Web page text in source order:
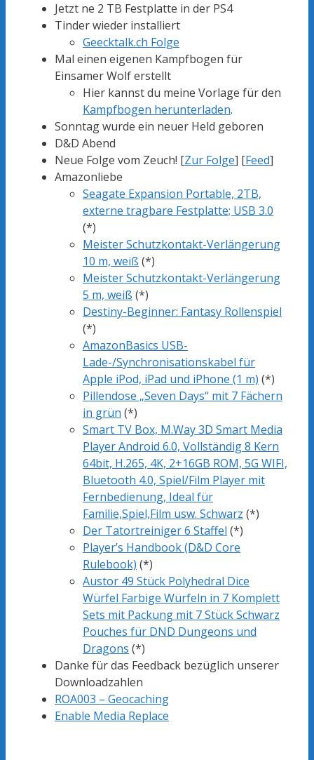
Jetzt ne 2 TB Festplatte in der PS4
Tinder wieder installiert
Geecktalk.ch Folge
Mal einen eigenen Kampfbogen für
Einsamer Wolf erstellt
Hier kannst du meine Vorlage für den
Kampfbogen herunterladen.
Sonntag wurde ein neuer Held geboren
D&D Abend
Neue Folge vom Zeuch! [Zur Folge] [Feed]
Amazonliebe
Seagate Expansion Portable, 2TB,
externe tragbare Festplatte; USB 3.0
(*)
Meister Schutzkontakt-Verlängerung
10 m, weiß (*)
Meister Schutzkontakt-Verlängerung
5 m, weiß (*)
Destiny-Beginner: Fantasy Rollenspiel
(*)
AmazonBasics USB-
Lade-/Synchronisationskabel für
Apple iPod, iPad und iPhone (1 m) (*)
Pillendose „Seven Days“ mit 7 Fächern
in grün (*)
Smart TV Box, M.Way 3D Smart Media
Player Android 6.0, Vollständig 8 Kern
64bit, H.265, 4K, 2+16GB ROM, 5G WIFI,
Bluetooth 4.0, Spiel/Film Player mit
Fernbedienung, Ideal für
Familie,Spiel,Film usw. Schwarz (*)
Der Tatortreiniger 6 Staffel (*)
Player’s Handbook (D&D Core
Rulebook) (*)
Austor 49 Stück Polyhedral Dice
Würfel Farbige Würfeln in 7 Komplett
Sets mit Packung mit 7 Stück Schwarz
Pouches für DND Dungeons und
Dragons (*)
Danke für das Feedback bezüglich unserer
Downloadzahlen
ROA003 – Geocaching
Enable Media Replace